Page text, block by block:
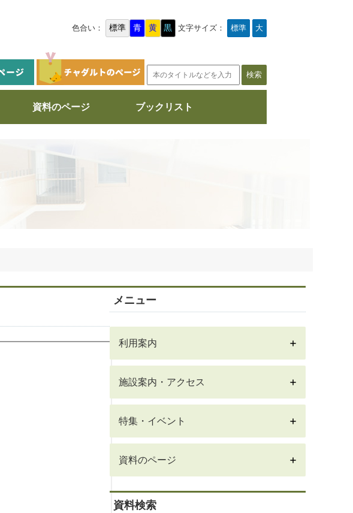
色合い： 標準 青 黄 黒 文字サイズ： 標準 大
資料のページ ブックリスト
メニュー
利用案内
施設案内・アクセス
特集・イベント
資料のページ
資料検索